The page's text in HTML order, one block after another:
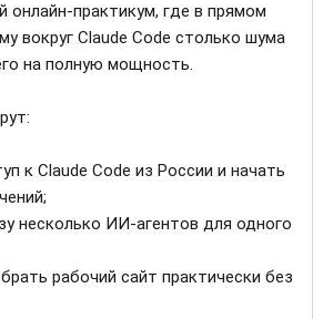
онлайн-практикум, где в прямом
вокруг Claude Code столько шума
на полную мощность.
к Claude Code из России и начать
несколько ИИ-агентов для одного
рабочий сайт практически без